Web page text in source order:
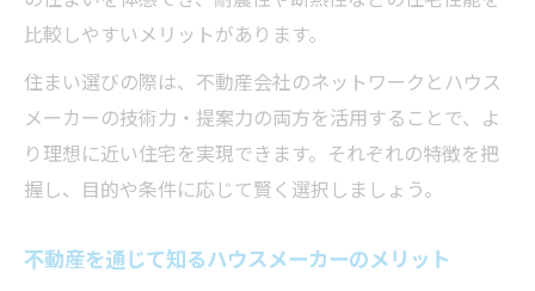
比較しやすいメリットがあります。
住まい選びの際は、不動産会社のネットワークとハウス
メーカーの技術力・提案力の両方を活用することで、よ
り理想に近い住宅を実現できます。それぞれの特徴を把
握し、目的や条件に応じて賢く選択しましょう。
不動産を通じて知るハウスメーカーのメリット